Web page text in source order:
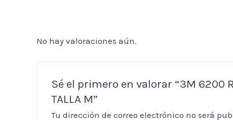
No hay valoraciones aún.
Sé el primero en valorar “3M 6200
TALLA M”
Tu dirección de correo electrónico no será